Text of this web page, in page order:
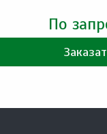
По